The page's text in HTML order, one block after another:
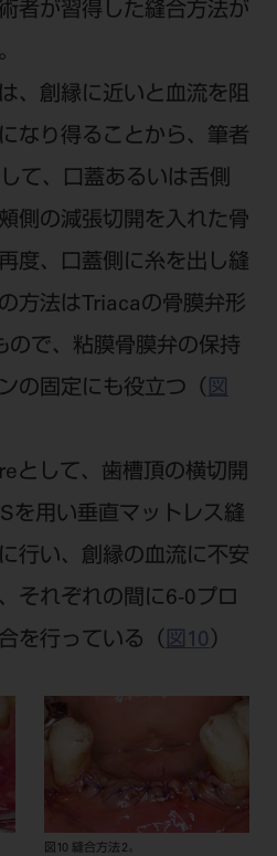
者が習得した縫合方法が
、創縁に近いと血流を阻
なり得ることから、筆者
て、口蓋あるいは舌側
側の減張切開を入れた骨
度、口蓋側に糸を出し縫
方法はTriacaの骨膜弁形
ので、粘膜骨膜弁の保持
の固定にも役立つ（ 図
として、歯槽頂の横切開
を用い垂直マットレス縫
行い、創縁の血流に不安
それぞれの間に6‐0プロ
を行っている（ 図10 ）
図10 縫合方法2。